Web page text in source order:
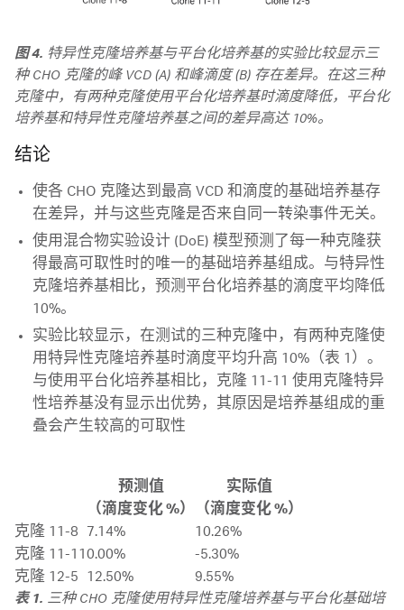
图 4. 特异性克隆培养基与平台化培养基的实验比较显示三
种 CHO 克隆的峰 VCD (A) 和峰滴度 (B) 存在差异。在这三种
克隆中，有两种克隆使用平台化培养基时滴度降低，平台化
培养基和特异性克隆培养基之间的差异高达 10%。
结论
使各 CHO 克隆达到最高 VCD 和滴度的基础培养基存
在差异，并与这些克隆是否来自同一转染事件无关。
使用混合物实验设计 (DoE) 模型预测了每一种克隆获
得最高可取性时的唯一的基础培养基组成。与特异性
克隆培养基相比，预测平台化培养基的滴度平均降低
10%。
实验比较显示，在测试的三种克隆中，有两种克隆使
用特异性克隆培养基时滴度平均升高 10%（表 1）。
与使用平台化培养基相比，克隆 11-11 使用克隆特异
性培养基没有显示出优势，其原因是培养基组成的重
叠会产生较高的可取性
预测值
（滴度变化 %）
实际值
（滴度变化 %）
克隆 11-8
7.14%
10.26%
克隆 11-11 0.00%
-5.30%
克隆 12-5
12.50% 9.55%
表 1. 三种 CHO 克隆使用特异性克隆培养基与平台化基础培